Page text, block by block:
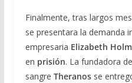
Finalmente, tras largos
se presentara la demanda
empresaria Elizabeth
en prisión. La fundadora
sangre Theranosse